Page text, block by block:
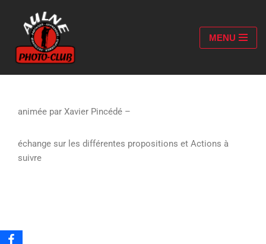
Aller
au
contenu
MENU
animée par Xavier Pincédé –
échange sur les différentes propositions et Actions à
suivre